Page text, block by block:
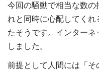
今回の騒動で相当な数
れと同時に心配してく
たそうです。インター
しました。
前提として人間には「